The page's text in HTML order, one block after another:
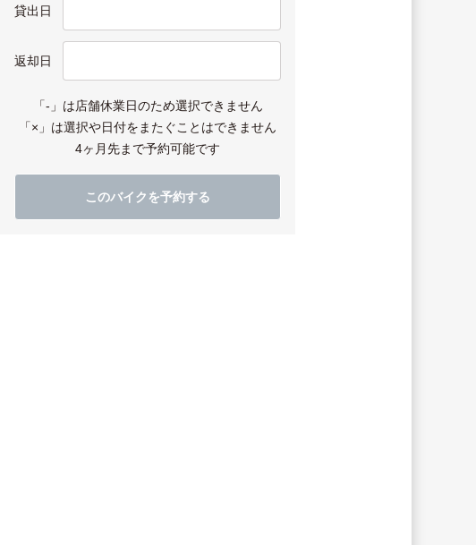
貸出日
返却日
「-」は店舗休業日のため選択できません
「×」は選択や日付をまたぐことはできません
4ヶ月先まで予約可能です
このバイクを予約する